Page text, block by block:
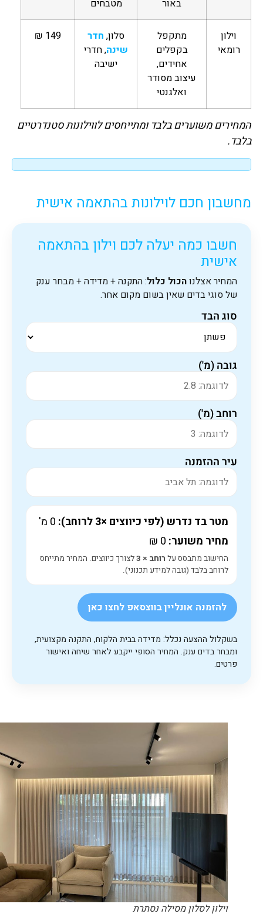
באור מטבחים
וילון
רומאי
מתקפל
בקפלים
אחידים,
עיצוב מסודר
ואלגנטי
סלון,חדר
שינה, חדרי
ישיבה
149 ₪
המחירים משוערים בלבד ומתייחסים לווילונות סטנדרטיים
בלבד.
מחשבון חכם לוילונות בהתאמה אישית
חשבו כמה יעלה לכם וילון בהתאמה
אישית
המחיר אצלנוהכול כלול: התקנה + מדידה + מבחר ענק
של סוגי בדים שאין בשום מקום אחר.
סוג הבד
גובה (מ')
רוחב (מ')
עיר ההזמנה
מטר בד נדרש (לפי כיווצים ×3 לרוחב): 0מ'
מחיר משוער:0
₪
החישוב מתבסס על רוחב × 3 לצורך כיווצים. המחיר מתייחס
לרוחב בלבד (גובה למידע תכנוני).
להזמנה אונליין בווצסאפ לחצו כאן
בשקלול ההצעה נכלל: מדידה בבית הלקוח, התקנה מקצועית,
ומבחר בדים ענק. המחיר הסופי ייקבע לאחר שיחה ואישור
פרטים.
וילון לסלון מסילה נסתרת